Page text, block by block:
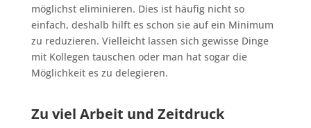
möglichst eliminieren. Dies ist häufig nicht so
einfach, deshalb hilft es schon sie auf ein Minimum
zu reduzieren. Vielleicht lassen sich gewisse Dinge
mit Kollegen tauschen oder man hat sogar die
Möglichkeit es zu delegieren.
Zu viel Arbeit und Zeitdruck